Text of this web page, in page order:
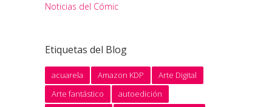
Noticias del Cómic
Etiquetas del Blog
acuarela Amazon KDP
Arte Digital
Arte fantástico
autoedición